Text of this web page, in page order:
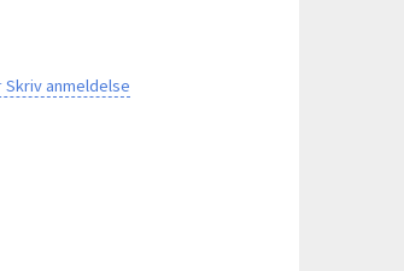
Skriv anmeldelse